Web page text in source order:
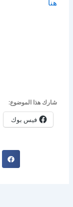
هنا
شارك هذا الموضوع:
فيس بوك